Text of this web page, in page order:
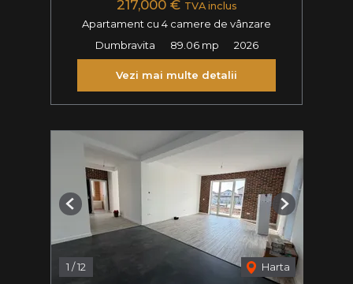
217,000 € TVA inclus
Apartament cu 4 camere de vânzare
Dumbravita
89.06 mp 2026
Vezi mai multe detalii
1 /12 Harta
Previous Next